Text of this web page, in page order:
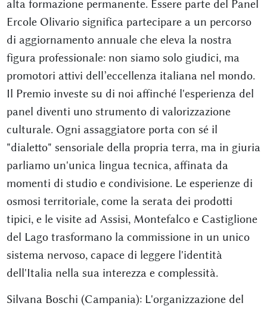
alta formazione permanente. Essere parte del Panel
Ercole Olivario significa partecipare a un percorso
di aggiornamento annuale che eleva la nostra
figura professionale: non siamo solo giudici, ma
promotori attivi dell’eccellenza italiana nel mondo.
Il Premio investe su di noi affinché l'esperienza del
panel diventi uno strumento di valorizzazione
culturale. Ogni assaggiatore porta con sé il
"dialetto" sensoriale della propria terra, ma in giuria
parliamo un'unica lingua tecnica, affinata da
momenti di studio e condivisione. Le esperienze di
osmosi territoriale, come la serata dei prodotti
tipici, e le visite ad Assisi, Montefalco e Castiglione
del Lago trasformano la commissione in un unico
sistema nervoso, capace di leggere l'identità
dell'Italia nella sua interezza e complessità.
Silvana Boschi (Campania): L'organizzazione del